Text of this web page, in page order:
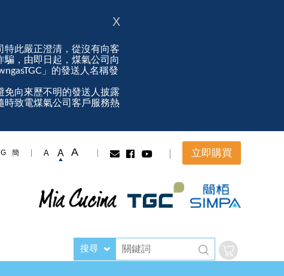
特此嚴正澄清，從沒有向客
，由即日起，煤氣公司向
」的發送人名稱發
免向來歷不明的發送人披露
時致電煤氣公司客戶服務熱
X
簡 A A A 立即購買
搜尋